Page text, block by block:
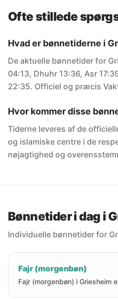
Ofte stillede
Hvad er bønnetiderne i
De aktuelle bønnetider for
04:13, Dhuhr 13:36, Asr
22:35. Officiel og præcis
Hvor kommer disse
Tiderne leveres af de
og islamiske centre i de
nøjagtighed og
Bønnetider i dag i
Individuelle bønnetider for
Fajr (morgenbøn)
Fajr (morgenbøn) i Griesheim